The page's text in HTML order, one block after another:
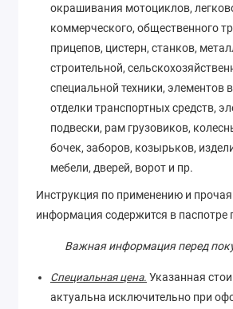
окрашивания мотоциклов,
коммерческого, общественного
прицепов, цистерн, станков,
строительной,
специальной техники, элементов
отделки транспортных средств,
подвески, рам грузовиков,
бочек, заборов, козырьков,
мебели, дверей, ворот и пр.
Инструкция по применению и прочая
информация содержится в паспотре
Важная информация перед
Специальная цена. Указанная
актуальна исключительно при